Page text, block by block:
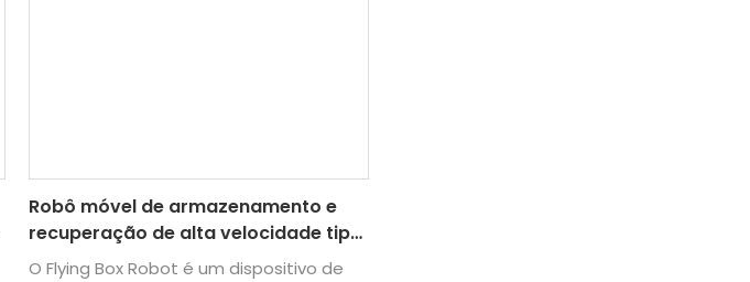
Robô móvel de armazenamento e
recuperação de alta velocidade tipo
caixa da CIANSUNG
O Flying Box Robot é um dispositivo de